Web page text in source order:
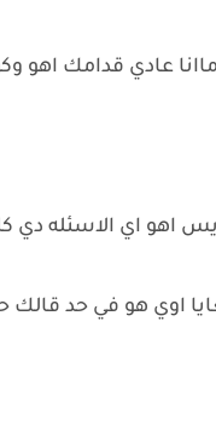
عادي قدامك اهو
اهو اي الاسئله دي
اوي هو في حد قالك